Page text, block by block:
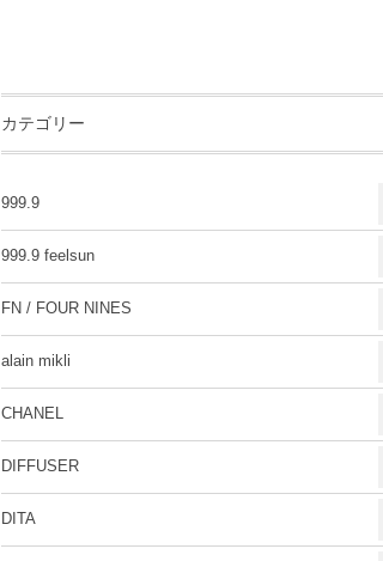
カテゴリー
999.9
999.9 feelsun
FN / FOUR NINES
alain mikli
CHANEL
DIFFUSER
DITA